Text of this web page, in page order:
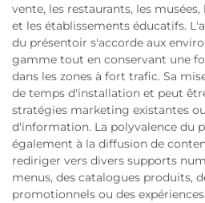
vente, les restaurants, les
et les établissements éducatifs.
du présentoir s'accorde aux
gamme tout en conservant une
dans les zones à fort trafic. Sa
de temps d'installation et peut
stratégies marketing existantes
d'information. La polyvalence du
également à la diffusion de
rediriger vers divers supports
menus, des catalogues produits,
promotionnels ou des